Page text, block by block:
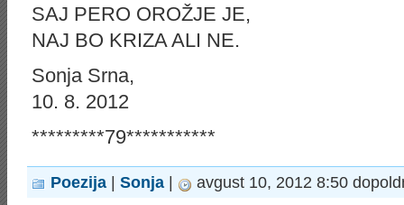
SAJ PERO OROŽJE JE,
NAJ BO KRIZA ALI NE.
Sonja Srna,
10. 8. 2012
*********79***********
Poezija Sonja avgust 10, 2012 8:50